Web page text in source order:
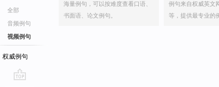
全部
音频例句
视频例句
权威例句
海量例句，可以按难度查看口语、
书面语、论文例句。
例句来自权威英文
等，提供最专业的